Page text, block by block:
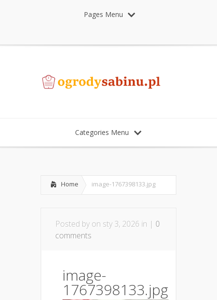
Pages Menu
Categories Menu
Home image-1767398133.jpg
Posted by on sty 3, 2026 in | 0
comments
image-
1767398133.jpg